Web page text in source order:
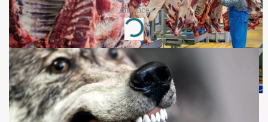
Annonce
Loading...